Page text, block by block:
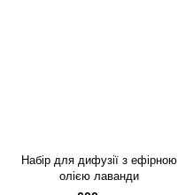
Набір для дифузії з ефірною
олією лаванди